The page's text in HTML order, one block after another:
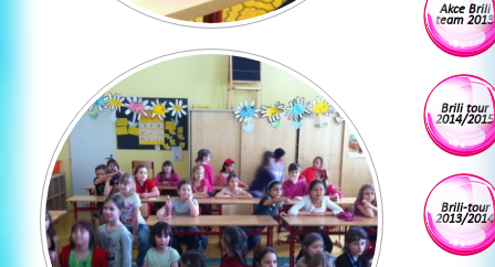
Akce Brili
team 2013
Brili tour
2014/2015
Brili-tour
2013/2014